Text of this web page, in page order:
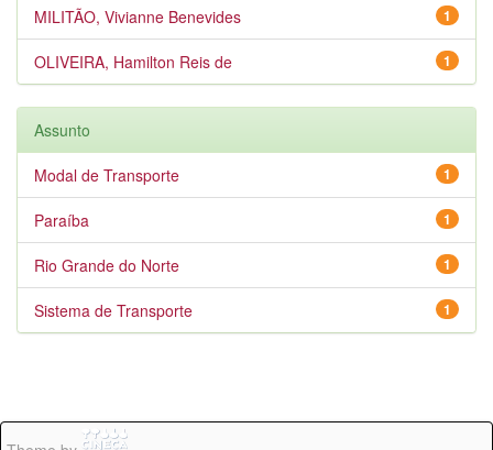
1
MILITÃO, Vivianne Benevides
1
OLIVEIRA, Hamilton Reis de
Assunto
1
Modal de Transporte
1
Paraíba
1
Rio Grande do Norte
1
Sistema de Transporte